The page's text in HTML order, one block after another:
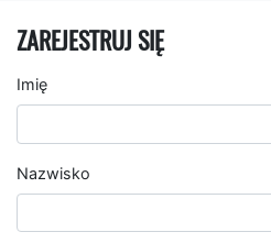
ZAREJESTRUJ SIĘ
Imię
Nazwisko